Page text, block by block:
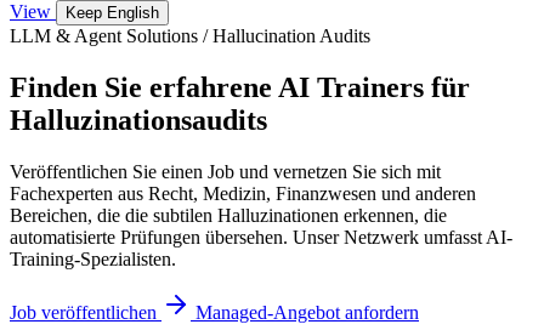
View Keep English
LLM & Agent Solutions / Hallucination Audits
Finden Sie erfahrene AI Trainers für
Halluzinationsaudits
Veröffentlichen Sie einen Job und vernetzen Sie sich mit
Fachexperten aus Recht, Medizin, Finanzwesen und anderen
Bereichen, die die subtilen Halluzinationen erkennen, die
automatisierte Prüfungen übersehen. Unser Netzwerk umfasst AI-
Training-Spezialisten.
Job veröffentlichen Managed-Angebot anfordern